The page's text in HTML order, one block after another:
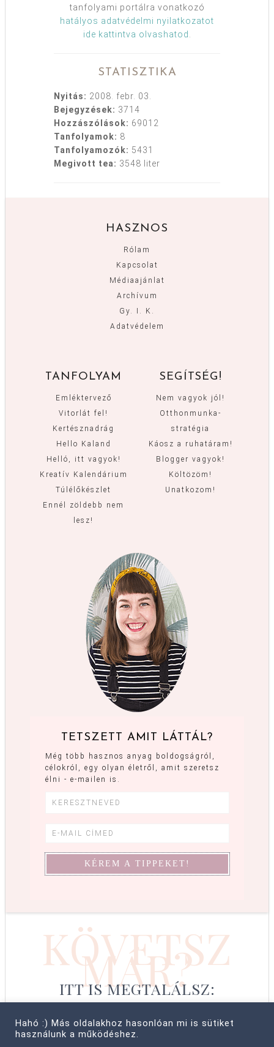
tanfolyami portálra vonatkozó
hatályos adatvédelmi nyilatkozatot
ide kattintva olvashatod
STATISZTIKA
Nyitás: 2008. febr. 03.
Bejegyzések: 3714
Hozzászólások: 69012
Tanfolyamok: 8
Tanfolyamozók: 5431
Megivott tea: 3548 liter
HASZNOS
Rólam
Kapcsolat
Médiaajánlat
Archívum
Gy. I. K.
Adatvédelem
TANFOLYAM
Emléktervező
Vitorlát fel!
Kertésznadrág
Hello Kaland
Helló, itt vagyok!
Kreatív Kalendárium
Túlélőkészlet
Ennél zöldebb nem
lesz!
SEGÍTSÉG!
Nem vagyok jól!
Otthonmunka-
stratégia
Káosz a ruhatáram!
Blogger vagyok!
Költözöm!
Unatkozom!
TETSZETT AMIT LÁTTÁL?
Még több hasznos anyag boldogságról,
célokról, egy olyan életről, amit szeretsz
élni - e-mailen is.
KÖVETSZ
MÁR?
ITT IS MEGTALÁLSZ:
Hahó :) Más oldalakhoz hasonlóan mi is sütiket
használunk a működéshez.